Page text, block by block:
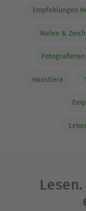
Empfehlungen
Malen &
Haustiere